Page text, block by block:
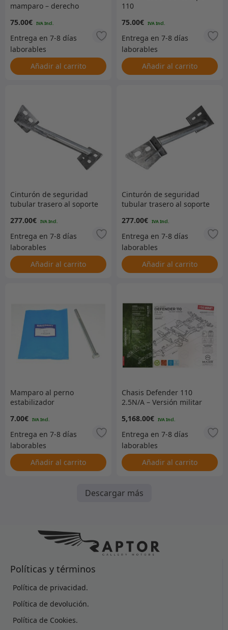
mamparo – derecho
75.00€
Añadir al carrito
110
75.00€
Añadir al carrito
Cinturón de seguridad
tubular trasero al soporte
277.00€
Añadir al carrito
Cinturón de seguridad
tubular trasero al soporte
IZQUIERDA
277.00€
Añadir al carrito
Mamparo al perno
estabilizador
7.00€
Añadir al carrito
Chasis Defender 110
2.5N/A – Versión militar
5,168.00€
Añadir al carrito
Descargar más
Políticas y términos
Política de privacidad.
Política de devolución.
Política de Cookies.